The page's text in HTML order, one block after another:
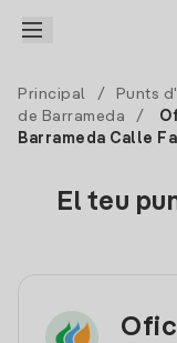
Principal / Punts
de Barrameda
/
Barrameda Calle
El teu